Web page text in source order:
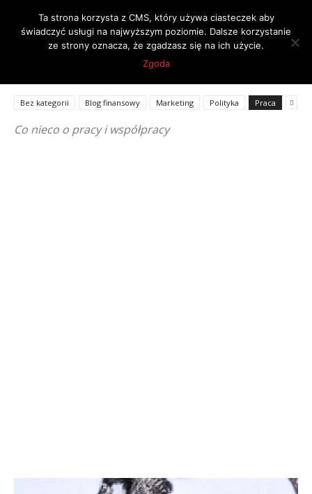
Praca Strona 2
Bez kategorii Blog finansowy Marketing Polityka Praca
Co nieco o pracy i współpracy
Ta strona korzysta z CMS, który używa ciasteczek aby
świadczyć usługi na najwyższym poziomie. Dalsze korzystanie
ze strony oznacza, że zgadzasz się na ich użycie.
Zgoda